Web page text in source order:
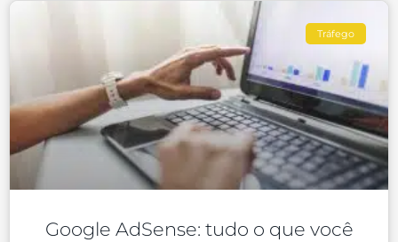
Tráfego
Google AdSense: tudo o que você